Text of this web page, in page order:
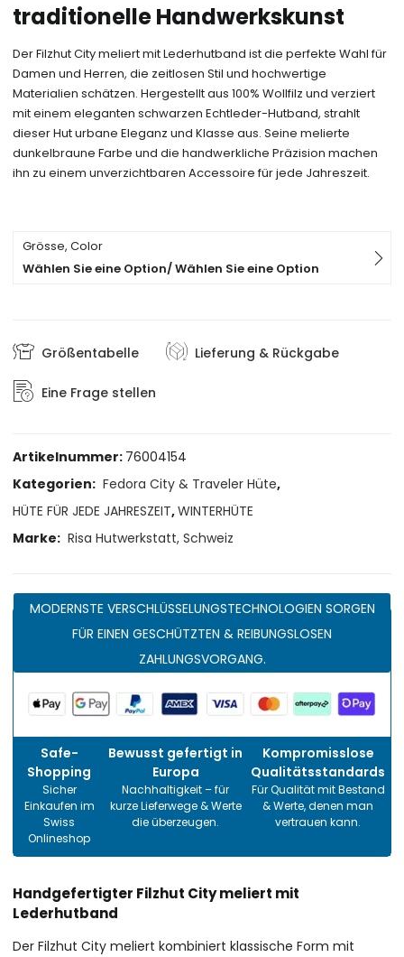
traditionelle Handwerkskunst
Der Filzhut City meliert mit Lederhutband ist die perfekte Wahl für
Damen und Herren, die zeitlosen Stil und hochwertige
Materialien schätzen. Hergestellt aus 100% Wollfilz und verziert
mit einem eleganten schwarzen Echtleder-Hutband, strahlt
dieser Hut urbane Eleganz und Klasse aus. Seine melierte
dunkelbraune Farbe und die handwerkliche Präzision machen
ihn zu einem unverzichtbaren Accessoire für jede Jahreszeit.
Grösse, Color
Wählen Sie eine Option/ Wählen Sie eine Option
Größentabelle Lieferung & Rückgabe
Eine Frage stellen
Artikelnummer: 76004154
Kategorien: Fedora City & Traveler Hüte,
HÜTE FÜR JEDE JAHRESZEIT,WINTERHÜTE
Marke: Risa Hutwerkstatt, Schweiz
MODERNSTE VERSCHLÜSSELUNGSTECHNOLOGIEN SORGEN
FÜR EINEN GESCHÜTZTEN & REIBUNGSLOSEN
ZAHLUNGSVORGANG.
Safe-
Shopping
Sicher
Einkaufen im
Swiss
Onlineshop
Bewusst gefertigt in
Europa
Nachhaltigkeit – für
kurze Lieferwege & Werte
die überzeugen.
Kompromisslose
Qualitätsstandards
Für Qualität mit Bestand
& Werte, denen man
vertrauen kann.
Handgefertigter Filzhut City meliert mit
Lederhutband
Der Filzhut City meliert kombiniert klassische Form mit